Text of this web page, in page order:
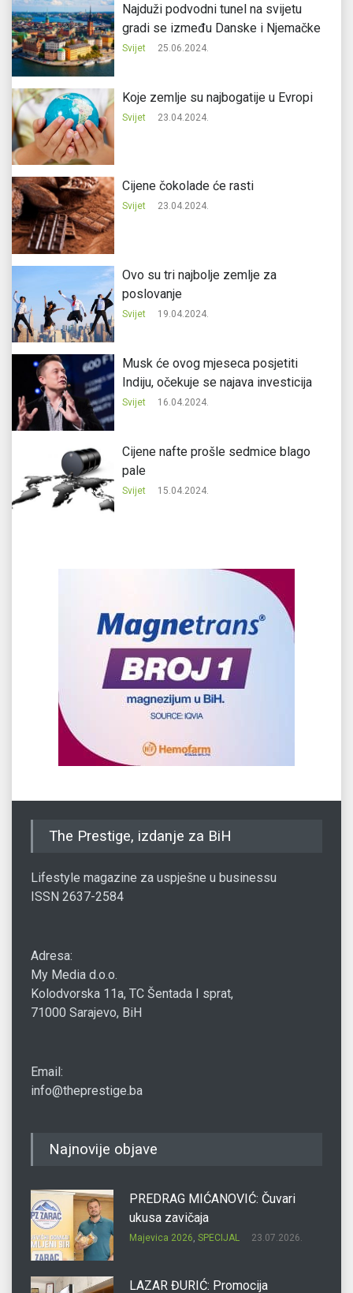
Najduži podvodni tunel na svijetu
gradi se između Danske i Njemačke
Svijet 25.06.2024.
Koje zemlje su najbogatije u Evropi
Svijet 23.04.2024.
Cijene čokolade će rasti
Svijet 23.04.2024.
Ovo su tri najbolje zemlje za
poslovanje
Svijet 19.04.2024.
Musk će ovog mjeseca posjetiti
Indiju, očekuje se najava investicija
Svijet 16.04.2024.
Cijene nafte prošle sedmice blago
pale
Svijet 15.04.2024.
The Prestige, izdanje za BiH
Lifestyle magazine za uspješne u businessu
ISSN 2637-2584
Adresa:
My Media d.o.o.
Kolodvorska 11a, TC Šentada I sprat,
71000 Sarajevo, BiH
Email:
info@theprestige.ba
Najnovije objave
PREDRAG MIĆANOVIĆ: Čuvari
ukusa zavičaja
Majevica 2026, SPECIJAL 23.07.2026.
LAZAR ĐURIĆ: Promocija